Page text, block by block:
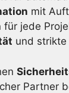
mit
für jede
und strikte
Partner